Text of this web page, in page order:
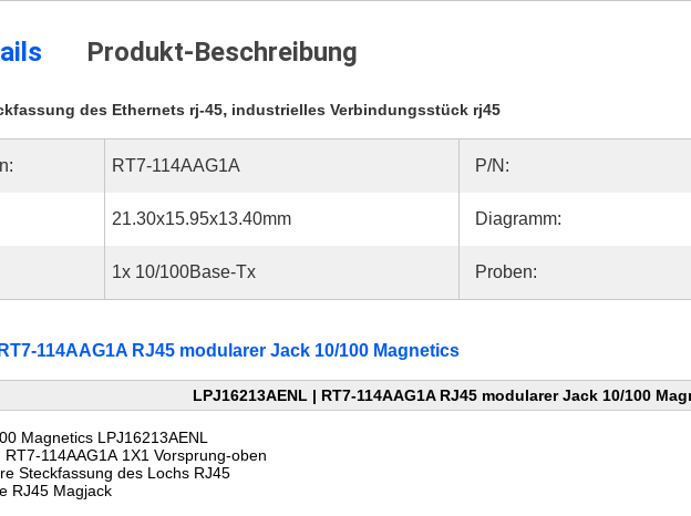
Produkt-Beschreibung
des Ethernets rj-45, industrielles Verbindungsstück rj45
RT7-114AAG1A P/N:
21.30x15.95x13.40mm Diagramm:
1x 10/100Base-Tx Proben:
114AAG1A RJ45 modularer Jack 10/100 Magnetics
LPJ16213AENL | RT7-114AAG1A RJ45 modularer Jack 10/100
Magnetics LPJ16213AENL
RT7-114AAG1A 1X1 Vorsprung-oben
Steckfassung des Lochs RJ45
RJ45 Magjack